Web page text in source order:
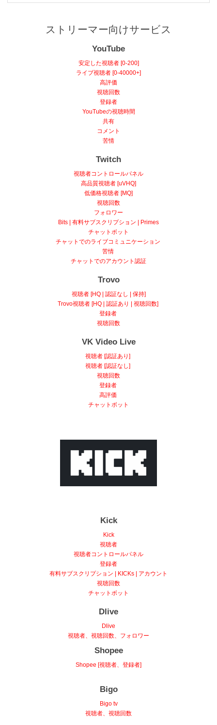
ストリーマー向けサービス
YouTube
安定した視聴者 [0-200]
ライブ視聴者 [0-40000+]
高評価
視聴回数
登録者
YouTubeの視聴時間
共有
コメント
苦情
Twitch
視聴者コントロールパネル
高品質視聴者 [uVHQ]
低価格視聴者 [MQ]
視聴回数
フォロワー
Bits | 有料サブスクリプション | Primes
チャットボット
チャットでのライブコミュニケーション
苦情
チャットでのアカウント認証
Trovo
視聴者 [HQ | 認証なし | 保持]
Trovo視聴者 [HQ | 認証あり | 視聴回数]
登録者
視聴回数
VK Video Live
視聴者 [認証あり]
視聴者 [認証なし]
視聴回数
登録者
高評価
チャットボット
Kick
Kick
視聴者
視聴者コントロールパネル
登録者
有料サブスクリプション | KICKs | アカウント
視聴回数
チャットボット
Dlive
Dlive
視聴者、視聴回数、フォロワー
Shopee
Shopee [視聴者、登録者]
Bigo
Bigo tv
視聴者、視聴回数